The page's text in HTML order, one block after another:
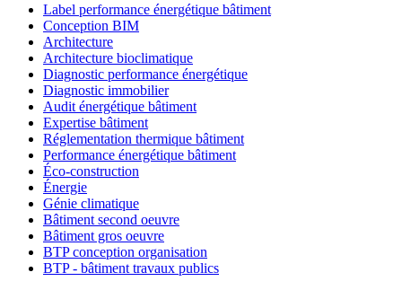
Label performance énergétique bâtiment
Conception BIM
Architecture
Architecture bioclimatique
Diagnostic performance énergétique
Diagnostic immobilier
Audit énergétique bâtiment
Expertise bâtiment
Réglementation thermique bâtiment
Performance énergétique bâtiment
Éco-construction
Énergie
Génie climatique
Bâtiment second oeuvre
Bâtiment gros oeuvre
BTP conception organisation
BTP - bâtiment travaux publics